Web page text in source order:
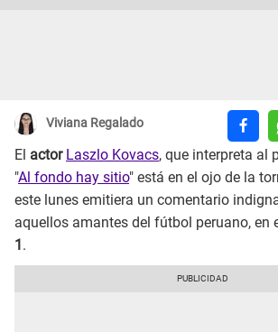
Viviana Regalado
El actor Laszlo Kovacs, que interpreta al
"Al fondo hay sitio" está en el ojo de la
este lunes emitiera un comentario
aquellos amantes del fútbol peruano, en
1 .